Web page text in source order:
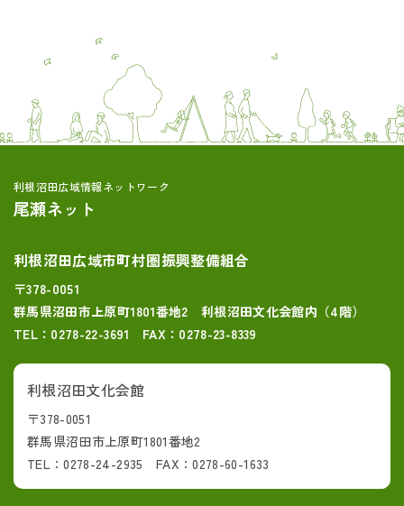
利根沼田広域情報ネットワーク
尾瀬ネット
利根沼田広域市町村圏振興整備組合
〒378-0051
群馬県沼田市上原町1801番地2 利根沼田文化会館内（4階）
TEL：0278-22-3691 FAX：0278-23-8339
利根沼田文化会館
〒378-0051
群馬県沼田市上原町1801番地2
TEL：0278-24-2935 FAX：0278-60-1633